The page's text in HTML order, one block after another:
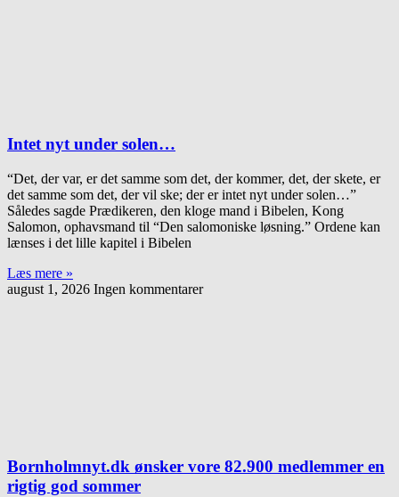
Intet nyt under solen…
“Det, der var, er det samme som det, der kommer, det, der skete, er
det samme som det, der vil ske; der er intet nyt under solen…”
Således sagde Prædikeren, den kloge mand i Bibelen, Kong
Salomon, ophavsmand til “Den salomoniske løsning.” Ordene kan
lænses i det lille kapitel i Bibelen
Læs mere »
august 1, 2026 Ingen kommentarer
Bornholmnyt.dk ønsker vore 82.900 medlemmer en
rigtig god sommer